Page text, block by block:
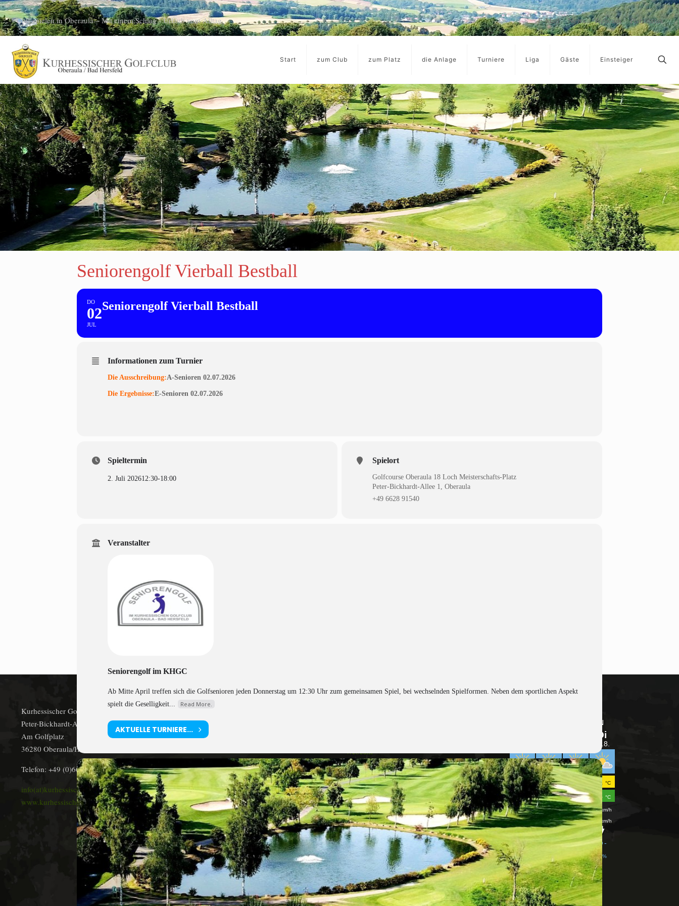
Golf spielen in Oberaula – Mit einem Schlag - Urlaub vom Alltag E-Mail News Webcam Platzstatus
Start zum Club zum Platz die Anlage Turniere Liga Gäste Einsteiger
Seniorengolf Vierball Bestball
DO
02
JUL
Seniorengolf Vierball Bestball
Informationen zum Turnier
Die Ausschreibung:A-Senioren 02.07.2026
Die Ergebnisse:E-Senioren 02.07.2026
Spieltermin
2. Juli 202612:30-18:00
Spielort
Golfcourse Oberaula 18 Loch Meisterschafts-Platz
Peter-Bickhardt-Allee 1, Oberaula
+49 6628 91540
Veranstalter
Seniorengolf im KHGC
Ab Mitte April treffen sich die Golfsenioren jeden Donnerstag um 12:30 Uhr zum gemeinsamen Spiel, bei wechselnden Spielformen. Neben dem sportlichen Aspekt
spielt die Geselligkeit...
Read More.
AKTUELLE TURNIERE...
Kurhessischer Golfclub Oberaula/Bad Hersfeld e.V.
Peter-Bickhardt-Allee 1
Am Golfplatz
36280 Oberaula/Hausen
Telefon: +49 (0)6628 9154-0
info(at)kurhessischer-golfclub.de
www.kurhessischer-golfclub.de
Webcam
Startzeiten
Gewitterschutz
Notfall-Karte
Impressum
Datenschutz
Downloads / Links
Instagram
meteoblue